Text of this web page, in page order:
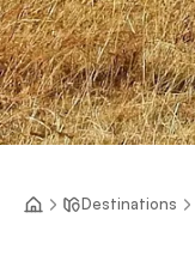
Destinations